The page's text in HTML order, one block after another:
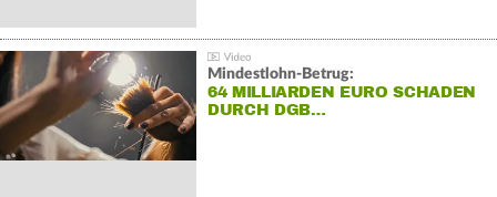
Mindestlohn-Betrug:
64 MILLIARDEN EURO SCHADEN
DURCH DGB…